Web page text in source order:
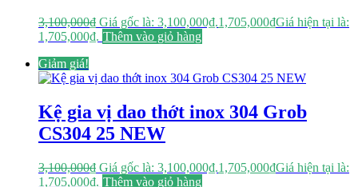
3,100,000₫ Giá gốc là: 3,100,000₫.1,705,000₫Giá hiện tại là:
1,705,000₫. Thêm vào giỏ hàng
Giảm giá!
Kệ gia vị dao thớt inox 304 Grob
CS304 25 NEW
3,100,000₫ Giá gốc là: 3,100,000₫.1,705,000₫Giá hiện tại là:
1,705,000₫. Thêm vào giỏ hàng